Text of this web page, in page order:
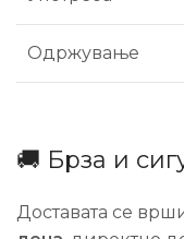
Одржување
🚚 Брза и
Доставата се